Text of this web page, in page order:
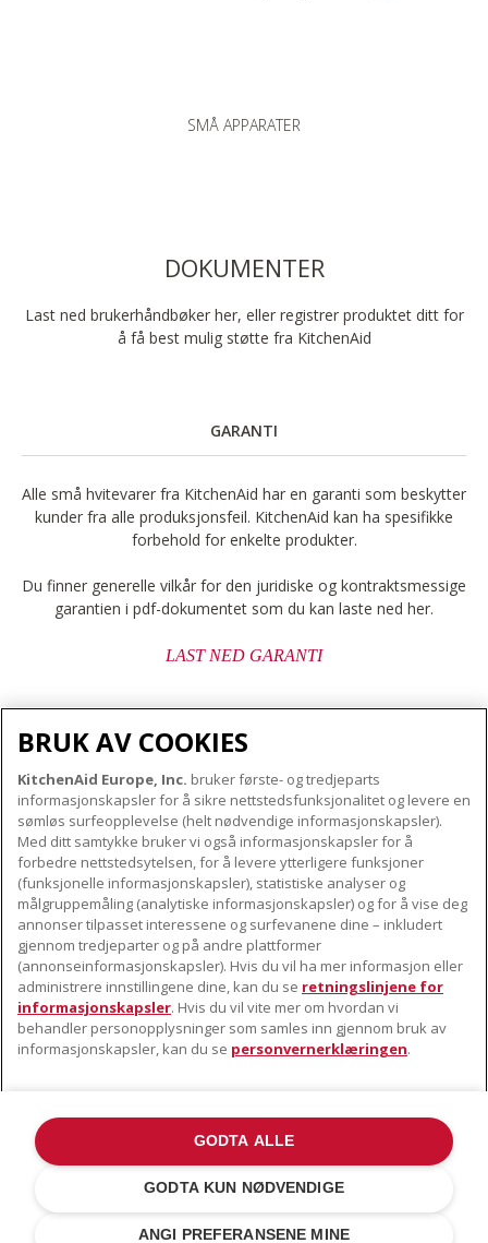
SMÅ APPARATER
DOKUMENTER
Last ned brukerhåndbøker her, eller registrer produktet ditt for
å få best mulig støtte fra KitchenAid
GARANTI
Alle små hvitevarer fra KitchenAid har en garanti som beskytter
kunder fra alle produksjonsfeil. KitchenAid kan ha spesifikke
forbehold for enkelte produkter.
Du finner generelle vilkår for den juridiske og kontraktsmessige
garantien i pdf-dokumentet som du kan laste ned her.
LAST NED GARANTI
OM KITCHENAID
Merkets kjerne
Merkehistorie
ODR
VÅRE PRODUKTER
Små apparater
Produkttilbehør
KUNDESERVICE
Finn et servicesenter nær deg
Garanti og dokumenter
Kontaktinformasjon
FØLG OSS
©2022 Alle rettigheter forbeholdt. KitchenAid og designen til
kjøkkenmaskinen er varemerker i USA og andre steder .
Personvernerklæring.Informasjonskapsler.Andre land
BRUK AV COOKIES
KitchenAid Europe, Inc. bruker første- og tredjeparts
informasjonskapsler for å sikre nettstedsfunksjonalitet og levere en
sømløs surfeopplevelse (helt nødvendige informasjonskapsler).
Med ditt samtykke bruker vi også informasjonskapsler for å
forbedre nettstedsytelsen, for å levere ytterligere funksjoner
(funksjonelle informasjonskapsler), statistiske analyser og
målgruppemåling (analytiske informasjonskapsler) og for å vise deg
annonser tilpasset interessene og surfevanene dine – inkludert
gjennom tredjeparter og på andre plattformer
(annonseinformasjonskapsler). Hvis du vil ha mer informasjon eller
administrere innstillingene dine, kan du se retningslinjene for
informasjonskapsler. Hvis du vil vite mer om hvordan vi
behandler personopplysninger som samles inn gjennom bruk av
informasjonskapsler, kan du se personvernerklæringen.
ANGI PREFERANSENE MINE
GODTA KUN NØDVENDIGE
GODTA ALLE